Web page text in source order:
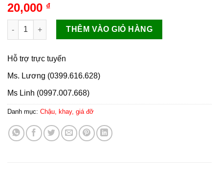
20,000 ₫
Chậu lục giác số lượng
THÊM VÀO GIỎ HÀNG
Hỗ trợ trực tuyến
Ms. Lương (0399.616.628)
Ms Linh (0997.007.668)
Danh mục: Chậu, khay, giá đỡ